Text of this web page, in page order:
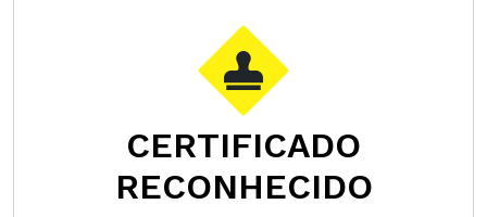
CERTIFICADO
RECONHECIDO